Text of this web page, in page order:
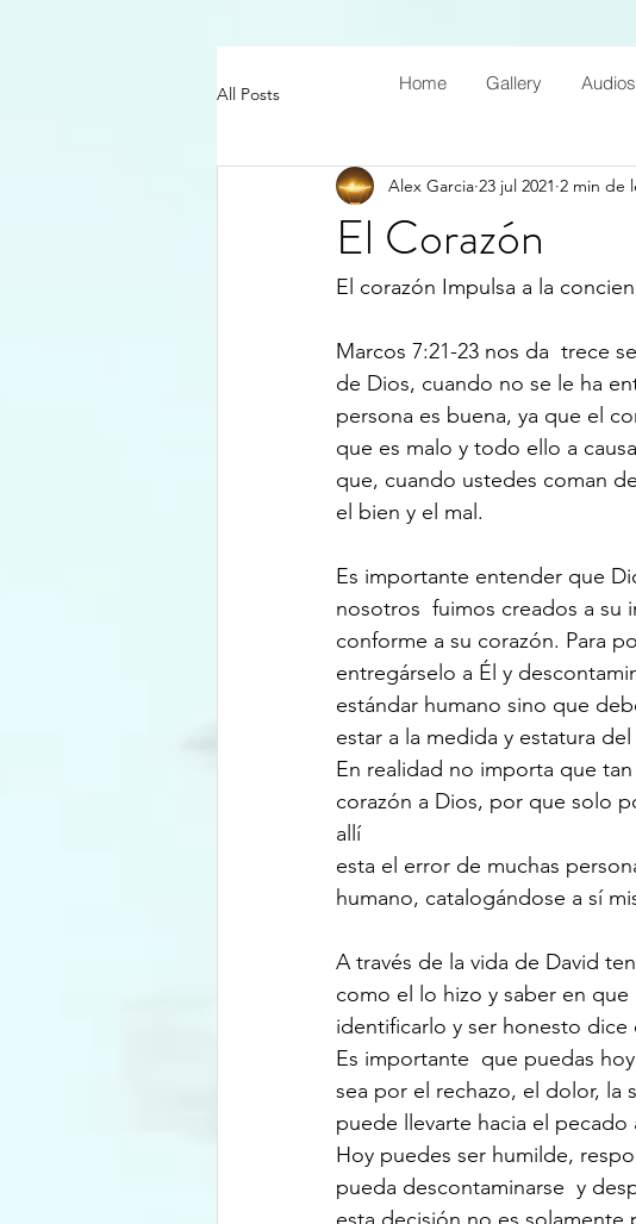
All Posts
El Corazón
Alex Garcia 23 jul 2021 2 min de
El corazón Impulsa a la
Marcos 7:21-23 nos da  trece
de Dios, cuando no se le ha
persona es buena, ya que el
que es malo y todo ello a
que, cuando ustedes coman
el bien y el mal.
Es importante entender que
nosotros  fuimos creados a su
conforme a su corazón. Para
entregárselo a Él y
estándar humano sino que
estar a la medida y estatura
En realidad no importa que
corazón a Dios, por que solo
allí
esta el error de muchas
humano, catalogándose a sí
A través de la vida de David
como el lo hizo y saber en
identificarlo y ser honesto dice
Es importante  que puedas
sea por el rechazo, el dolor, la
puede llevarte hacia el
Hoy puedes ser humilde,
pueda descontaminarse  y
Home Gallery Audios